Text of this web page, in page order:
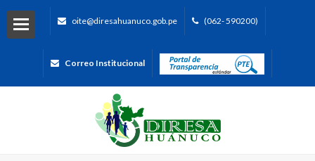
oite@diresahuanuco.gob.pe (062- 590200)
Correo Institucional